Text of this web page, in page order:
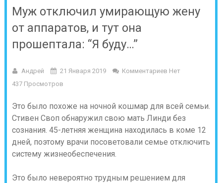
Муж отключил умирающую жену
от аппаратов, и тут она
прошептала: “Я буду…”
Андрей 21 Января 2019
Комментариев Нет
437 Просмотров
Это было похоже на ночной кошмар для всей семьи.
Стивен Своп обнаружил свою мать Линди без
сознания. 45-летняя женщина находилась в коме 12
дней, поэтому врачи посоветовали семье отключить
систему жизнеобеспечения.
Это было невероятно трудным решением для